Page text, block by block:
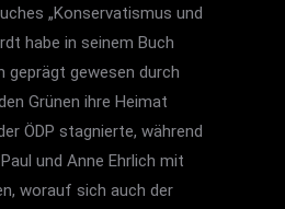
„Konservatismus und
habe in seinem Buch
geprägt gewesen durch
Grünen ihre Heimat
ÖDP stagnierte, während
und Anne Ehrlich mit
worauf sich auch der